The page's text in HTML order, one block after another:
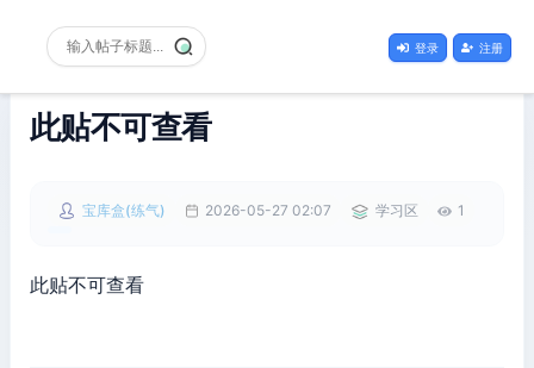
登录 注册
此贴不可查看
宝库盒(练气) 2026-05-27 02:07 学习区 1
此贴不可查看